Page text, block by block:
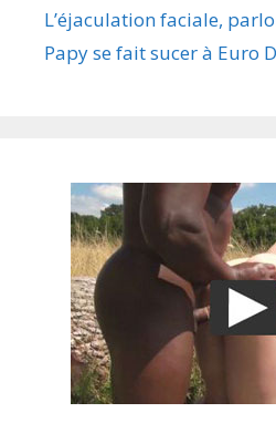
L’éjaculation faciale,
Papy se fait sucer à Euro